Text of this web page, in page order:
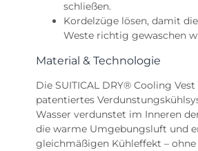
schließen.
Kordelzüge lösen, damit
Weste richtig gewaschen
Material & Technologie
Die SUITICAL DRY® Cooling
patentiertes
Wasser verdunstet im Inneren
die warme Umgebungsluft und
gleichmäßigen Kühleffekt – ohne